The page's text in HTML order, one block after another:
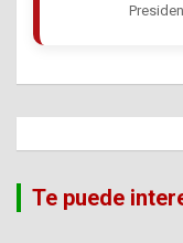
Te puede